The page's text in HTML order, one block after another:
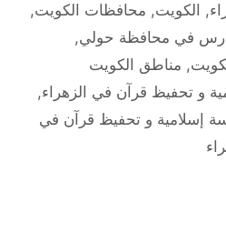
, الكويت, محافظات الكويت,
في محافظة حولي,
, مناطق الكويت
و تحفيظ قرآن في الزهراء,
إسلامية و تحفيظ قرآن في